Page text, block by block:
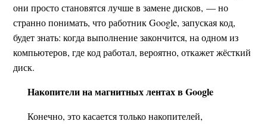
они просто становятся лучше в замене дисков, — но
странно понимать, что работник Google, запуская код,
будет знать: когда выполнение закончится, на одном из
компьютеров, где код работал, вероятно, откажет жёсткий
диск.
Накопители на магнитных лентах в Google
Конечно, это касается только накопителей,